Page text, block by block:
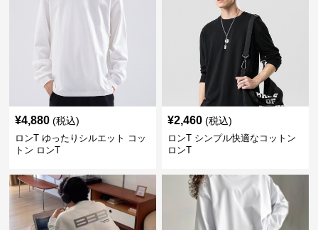
¥4,880 (税込)
ロンT ゆったりシルエット コッ
トン ロンT
¥2,460 (税込)
ロンT シンプル快適なコットン
ロンT